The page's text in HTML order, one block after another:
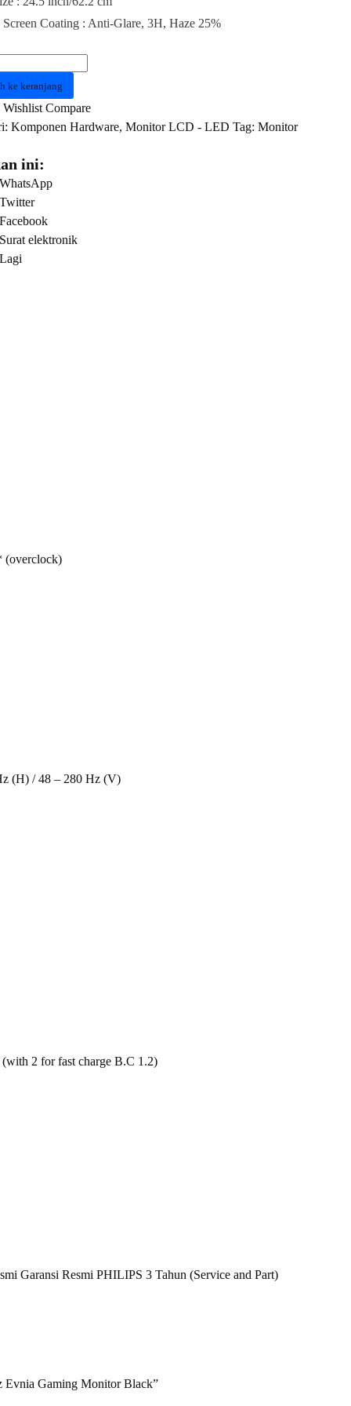
Coating : Anti-Glare, 3H, Haze 25%
00
ke keranjang
Compare
Komponen Hardware, Monitor LCD - LED Tag: Monitor
ini:
WhatsApp
Twitter
Facebook
Surat elektronik
Lagi
(overclock)
(H) / 48 – 280 Hz (V)
2 for fast charge B.C 1.2)
Garansi Resmi PHILIPS 3 Tahun (Service and Part)
Evnia Gaming Monitor Black”